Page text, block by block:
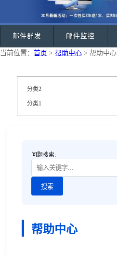
邮件群发 邮件监控
当前位置： 首页 > 帮助中心 > 帮助中心
分类2
分类1
问题搜索:
帮助中心